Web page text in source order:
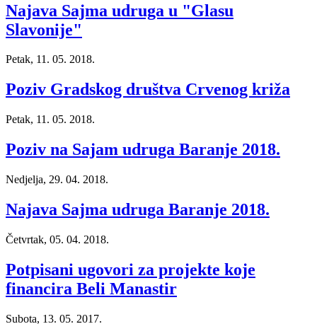
Najava Sajma udruga u "Glasu
Slavonije"
Petak, 11. 05. 2018.
Poziv Gradskog društva Crvenog križa
Petak, 11. 05. 2018.
Poziv na Sajam udruga Baranje 2018.
Nedjelja, 29. 04. 2018.
Najava Sajma udruga Baranje 2018.
Četvrtak, 05. 04. 2018.
Potpisani ugovori za projekte koje
financira Beli Manastir
Subota, 13. 05. 2017.